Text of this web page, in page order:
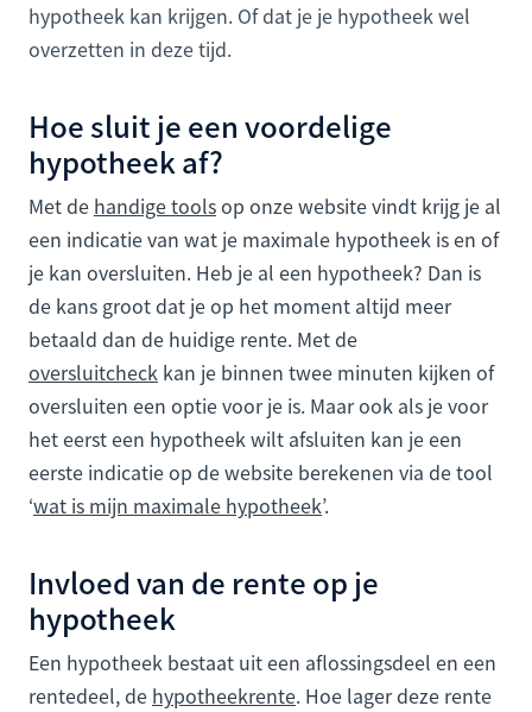
hypotheek kan krijgen. Of dat je je hypotheek wel
overzetten in deze tijd.
Hoe sluit je een voordelige
hypotheek af?
Met de handige toolsop onze website vindt krijg je al
een indicatie van wat je maximale hypotheek is en of
je kan oversluiten. Heb je al een hypotheek? Dan is
de kans groot dat je op het moment altijd meer
betaald dan de huidige rente. Met de
oversluitcheck kan je binnen twee minuten kijken of
oversluiten een optie voor je is. Maar ook als je voor
het eerst een hypotheek wilt afsluiten kan je een
eerste indicatie op de website berekenen via de tool
‘wat is mijn maximale hypotheek’.
Invloed van de rente op je
hypotheek
Een hypotheek bestaat uit een aflossingsdeel en een
rentedeel, de hypotheekrente. Hoe lager deze rente